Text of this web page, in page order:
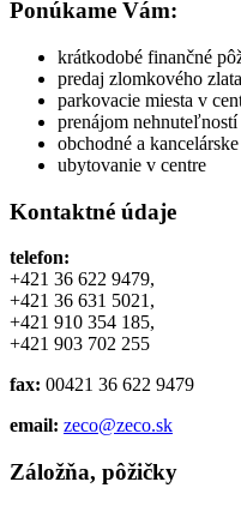
Ponúkame Vám:
krátkodobé finančné
predaj zlomkového zlata
parkovacie miesta v
prenájom nehnuteľností
obchodné a
ubytovanie v centre
Kontaktné údaje
telefon:
+421 36 622 9479,
+421 36 631 5021,
+421 910 354 185,
+421 903 702 255
fax: 00421 36 622 9479
email: zeco@zeco.sk
Záložňa, pôžičky